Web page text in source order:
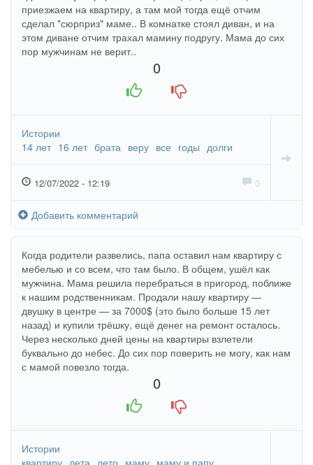
приезжаем на квартиру, а там мой тогда ещё отчим
сделал "сюрприз" маме.. В комнатке стоял диван, и на
этом диване отчим трахал мамину подругу. Мама до сих
пор мужчинам не верит..
0
Истории
14 лет 16 лет брата веру все годы долги
12/07/2022 - 12:19 0
Добавить комментарий
Когда родители развелись, папа оставил нам квартиру с
мебелью и со всем, что там было. В общем, ушёл как
мужчина. Мама решила перебраться в пригород, поближе
к нашим родственникам. Продали нашу квартиру —
двушку в центре — за 7000$ (это было больше 15 лет
назад) и купили трёшку, ещё денег на ремонт осталось.
Через несколько дней цены на квартиры взлетели
буквально до небес. До сих пор поверить не могу, как нам
с мамой повезло тогда.
0
Истории
квартиру лета лето маму маму и папу